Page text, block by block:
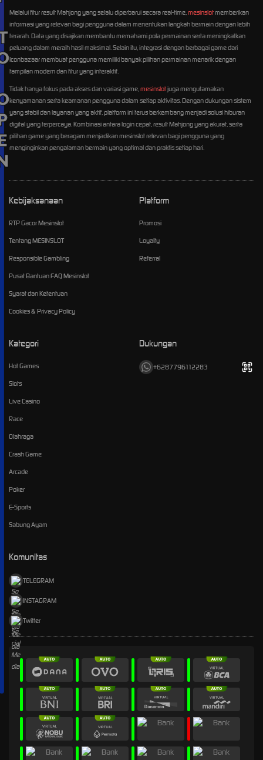
Melalui fitur result Mahjong yang selalu diperbarui secara real-time, mesinslotmemberikan
informasi yang relevan bagi pengguna dalam menentukan langkah bermain dengan lebih
terarah. Data yang disajikan membantu memahami pola permainan serta meningkatkan
peluang dalam meraih hasil maksimal. Selain itu, integrasi dengan berbagai game dari
Iconbazaar membuat pengguna memiliki banyak pilihan permainan menarik dengan
tampilan modern dan fitur yang interaktif.
Tidak hanya fokus pada akses dan variasi game, mesinslotjuga mengutamakan
kenyamanan serta keamanan pengguna dalam setiap aktivitas. Dengan dukungan sistem
yang stabil dan layanan yang aktif, platform ini terus berkembang menjadi solusi hiburan
digital yang terpercaya. Kombinasi antara login cepat, result Mahjong yang akurat, serta
pilihan game yang beragam menjadikan mesinslot relevan bagi pengguna yang
menginginkan pengalaman bermain yang optimal dan praktis setiap hari.
Kebijaksanaan
RTP Gacor Mesinslot
Tentang MESINSLOT
Responsible Gambling
Pusat Bantuan FAQ Mesinslot
Syarat dan Ketentuan
Cookies & Privacy Policy
Platform
Promosi
Loyalty
Referral
Kategori
Hot Games
Slots
Live Casino
Race
Olahraga
Crash Game
Arcade
Poker
E-Sports
Sabung Ayam
Dukungan
+6287796112283
Komunitas
TELEGRAM
INSTAGRAM
Twitter